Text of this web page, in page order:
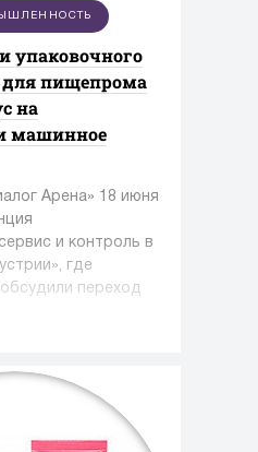
упаковочного
для пищепрома
на
машинное
Арена» 18 июня
и контроль в
где
переход
машин к